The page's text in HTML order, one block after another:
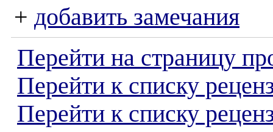
+ добавить замечания
Перейти на страницу
Перейти к списку
Перейти к списку